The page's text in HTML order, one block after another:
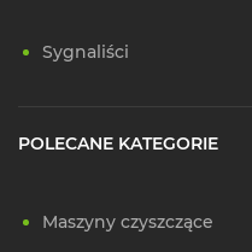
Sygnaliści
POLECANE KATEGORIE
Maszyny czyszczące